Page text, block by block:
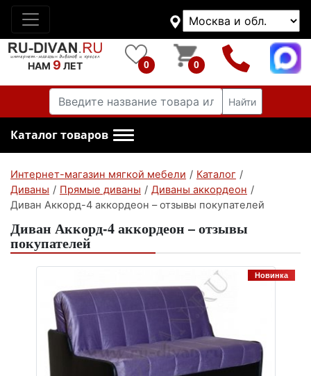
НАМ 9 ЛЕТ 0 0
Найти
Каталог товаров
Интернет-магазин мягкой мебели / Каталог /
Диваны / Прямые диваны / Диваны аккордеон /
Диван Аккорд-4 аккордеон – отзывы покупателей
Диван Аккорд-4 аккордеон – отзывы
покупателей
Новинка